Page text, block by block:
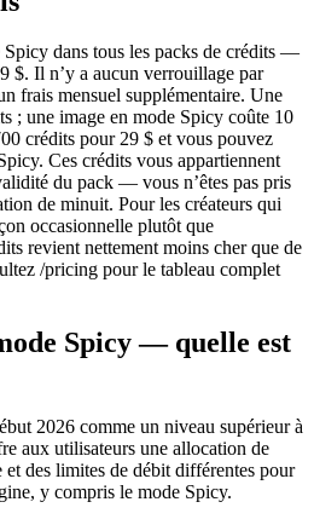
dans tous les packs de crédits —
$. Il n’y a aucun verrouillage par
frais mensuel supplémentaire. Une
; une image en mode Spicy coûte 10
crédits pour 29 $ et vous pouvez
Ces crédits vous appartiennent
du pack — vous n’êtes pas pris
de minuit. Pour les créateurs qui
occasionnelle plutôt que
revient nettement moins cher que de
/pricing pour le tableau complet
Spicy — quelle est
2026 comme un niveau supérieur à
aux utilisateurs une allocation de
et des limites de débit différentes pour
y compris le mode Spicy.